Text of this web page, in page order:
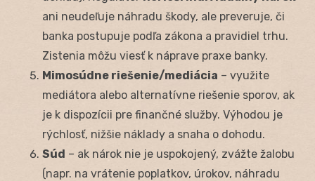
ani neudeľuje náhradu škody, ale preveruje, či
banka postupuje podľa zákona a pravidiel trhu.
Zistenia môžu viesť k náprave praxe banky.
Mimosúdne riešenie/mediácia – využite
mediátora alebo alternatívne riešenie sporov, ak
je k dispozícii pre finančné služby. Výhodou je
rýchlosť, nižšie náklady a snaha o dohodu.
Súd – ak nárok nie je uspokojený, zvážte žalobu
(napr. na vrátenie poplatkov, úrokov, náhradu